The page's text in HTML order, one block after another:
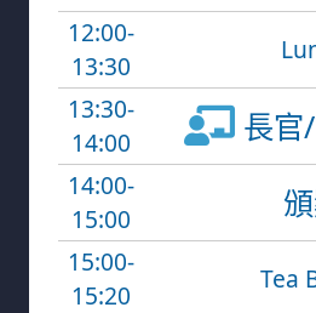
12:00-
13:30
13:30-
14:00
長官/
14:00-
15:00
15:00-
15:20
Tea